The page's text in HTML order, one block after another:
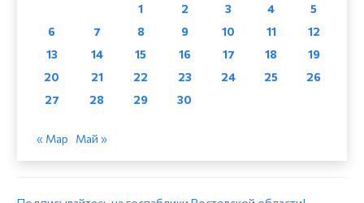
1 2 3 4
5
6
7 8 9 10 11
12
13
14 15 16 17 18
19
20
21 22 23 24 25
26
27
28 29 30
« Мар Май »